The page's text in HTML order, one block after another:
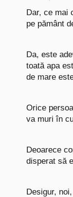
Dar, ce mai
pe pământ
Da, este
toată apa
de mare
Orice
va muri în
Deoarece
disperat să
Desigur,